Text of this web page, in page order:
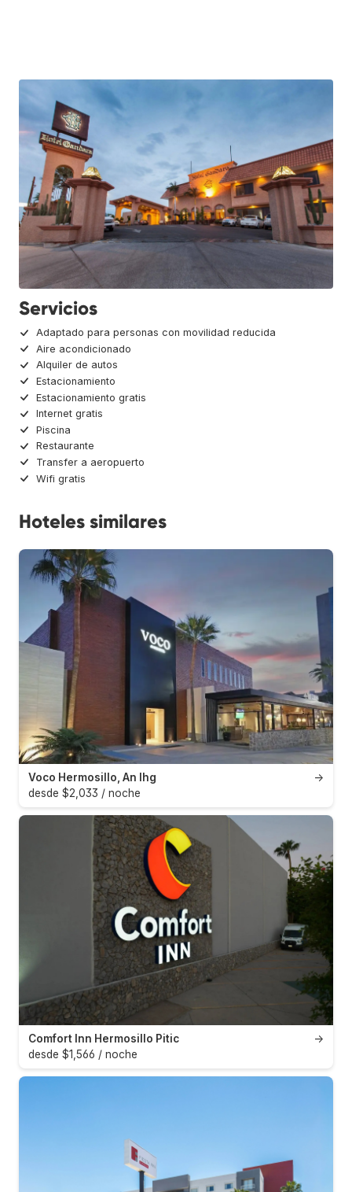
Servicios
Adaptado para personas con movilidad reducida
Aire acondicionado
Alquiler de autos
Estacionamiento
Estacionamiento gratis
Internet gratis
Piscina
Restaurante
Transfer a aeropuerto
Wifi gratis
Hoteles similares
→
Voco Hermosillo, An Ihg
desde $2,033 / noche
→
Comfort Inn Hermosillo Pitic
desde $1,566 / noche